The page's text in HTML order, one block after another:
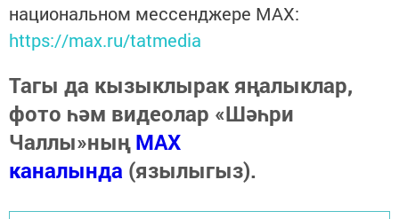
национальном мессенджере MАХ:
https://max.ru/tatmedia
Тагы да кызыклырак яңалыклар,
фото һәм видеолар «Шәһри
Чаллы»ныңMAX
каналында (язылыгыз).